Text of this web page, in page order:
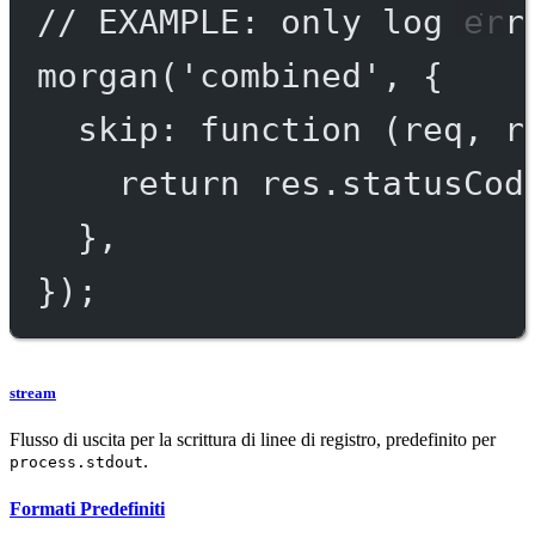
// EXAMPLE: only log
morgan ( 'combined' , {
skip : function ( req ,
return
},
});
stream
Flusso di uscita per la scrittura di linee di registro, predefinito per
process.stdout.
Formati Predefiniti